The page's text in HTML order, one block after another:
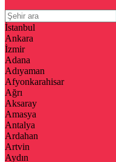
İstanbul
Ankara
İzmir
Adana
Adıyaman
Afyonkarahisar
Ağrı
Aksaray
Amasya
Antalya
Ardahan
Artvin
Aydın